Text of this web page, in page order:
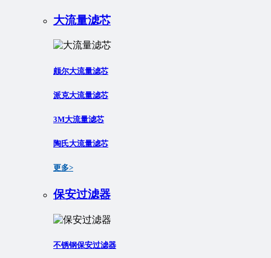
大流量滤芯
颇尔大流量滤芯
派克大流量滤芯
3M大流量滤芯
陶氏大流量滤芯
更多>
保安过滤器
不锈钢保安过滤器